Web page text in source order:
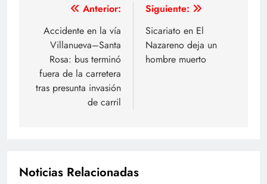
Navegación
de
entradas
Anterior:
Accidente en la vía
Villanueva–Santa
Rosa: bus terminó
fuera de la carretera
tras presunta invasión
de carril
Siguiente:
Sicariato en El
Nazareno deja un
hombre muerto
Noticias Relacionadas